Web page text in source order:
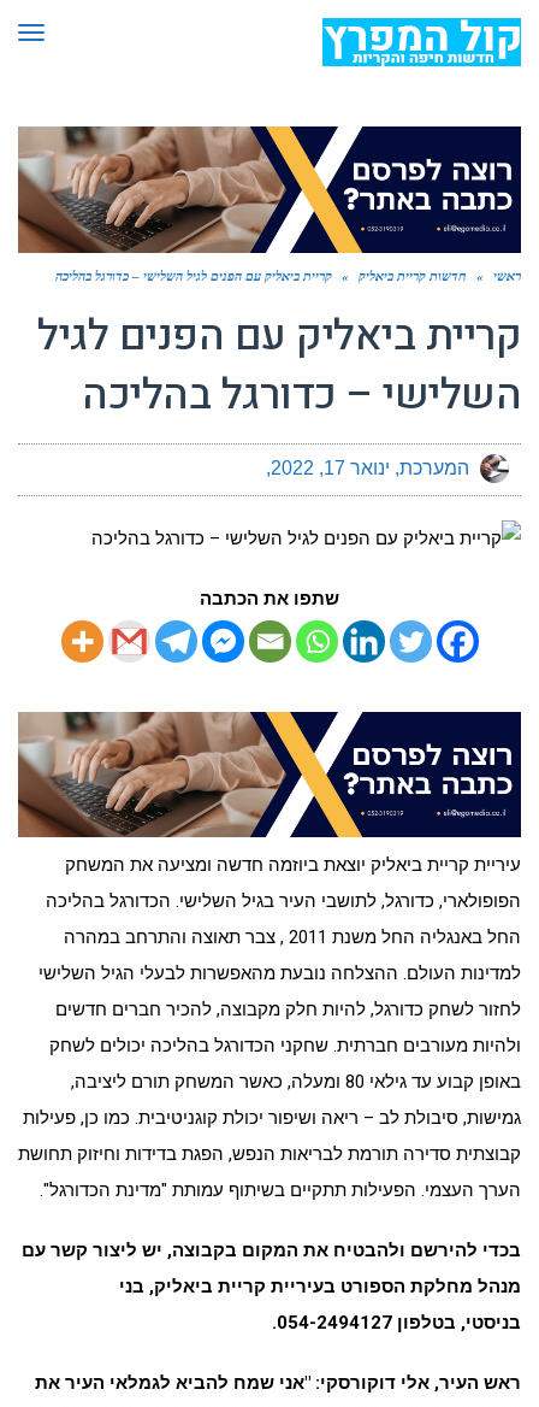
ראשי » חדשות קריית ביאליק » קריית ביאליק עם הפנים לגיל השלישי – כדורגל בהליכה
קריית ביאליק עם הפנים לגיל
השלישי – כדורגל בהליכה
המערכת ינואר 17, 2022
שתפו את הכתבה
עיריית קריית ביאליק יוצאת ביוזמה חדשה ומציעה את המשחק
הפופולארי, כדורגל, לתושבי העיר בגיל השלישי. הכדורגל בהליכה
החל באנגליה החל משנת 2011 , צבר תאוצה והתרחב במהרה
למדינות העולם. ההצלחה נובעת מהאפשרות לבעלי הגיל השלישי
לחזור לשחק כדורגל, להיות חלק מקבוצה, להכיר חברים חדשים
ולהיות מעורבים חברתית. שחקני הכדורגל בהליכה יכולים לשחק
באופן קבוע עד גילאי 80 ומעלה, כאשר המשחק תורם ליציבה,
גמישות, סיבולת לב – ריאה ושיפור יכולת קוגניטיבית. כמו כן, פעילות
קבוצתית סדירה תורמת לבריאות הנפש, הפגת בדידות וחיזוק תחושת
הערך העצמי. הפעילות תתקיים בשיתוף עמותת "מדינת הכדורגל".
בכדי להירשם ולהבטיח את המקום בקבוצה, יש ליצור קשר עם
מנהל מחלקת הספורט בעיריית קריית ביאליק, בני
בניסטי, בטלפון 054-2494127.
ראש העיר, אלי דוקורסקי: "אני שמח להביא לגמלאי העיר את